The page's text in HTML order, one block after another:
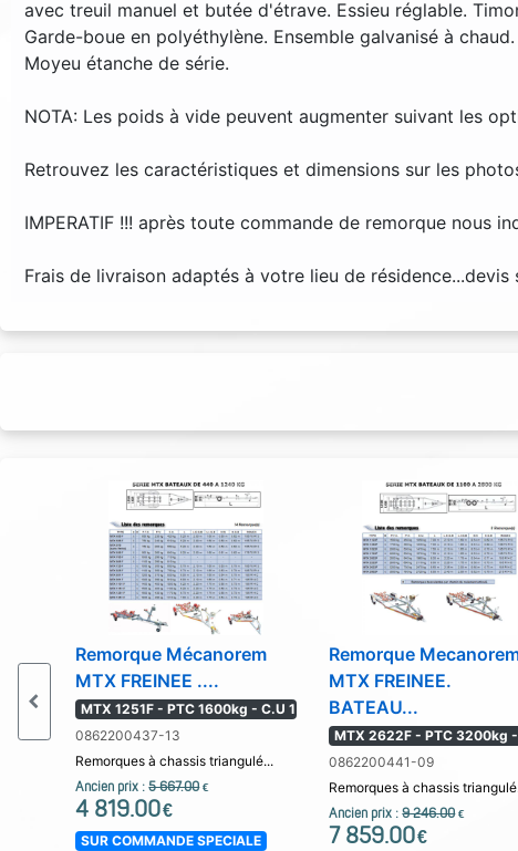
avec treuil manuel et butée d'étrave. Essieu réglable.
Garde-boue en polyéthylène. Ensemble galvanisé à chaud.
Moyeu étanche de série.
NOTA: Les poids à vide peuvent augmenter suivant les
Retrouvez les caractéristiques et dimensions sur les
IMPERATIF !!! après toute commande de remorque nous
Frais de livraison adaptés à votre lieu de
Remorque Mécanorem
MTX FREINEE ....
MTX 1251F - PTC 1600kg - C.U 1
0862200437-13
Remorques à chassis triangulé...
Ancien prix :5 667.00€
4 819.00€
SUR COMMANDE SPECIALE
Remorque
MTX FREINEE.
BATEAU...
MTX 2622F - PTC 3200kg -
0862200441-09
Remorques à chassis
Ancien prix :9 246.00€
7 859.00€